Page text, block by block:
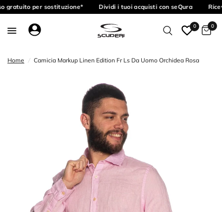
gratuito per sostituzione* Dividi i tuoi acquisti con seQura
0 0
Home / Camicia Markup Linen Edition Fr Ls Da Uomo Orchidea Rosa